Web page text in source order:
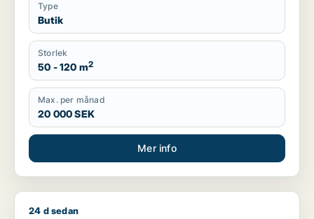
Type
Butik
Storlek
50 - 120 m2
Max. per månad
20 000 SEK
Mer info
Josef söker kontor, lager, butik, kontorsplats, klinik eller
24 d sedan